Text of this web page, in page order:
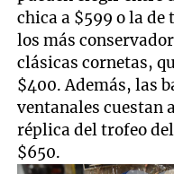
chica a $599 o la de
los más
clásicas cornetas,
$400. Además, las
ventanales cuestan
réplica del trofeo
$650.